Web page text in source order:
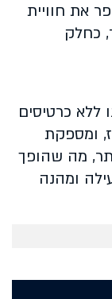
את חוויית
כחלק
כרטיסים
ומספקת
מה שהופך
ומהנה